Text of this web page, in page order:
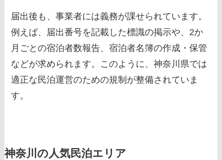
届出後も、事業者には義務が課せられています。
例えば、届出番号を記載した標識の掲示や、2か
月ごとの宿泊者数報告、宿泊者名簿の作成・保管
などが求められます。このように、神奈川県では
適正な民泊運営のための規制が整備されていま
す。
神奈川の人気民泊エリア